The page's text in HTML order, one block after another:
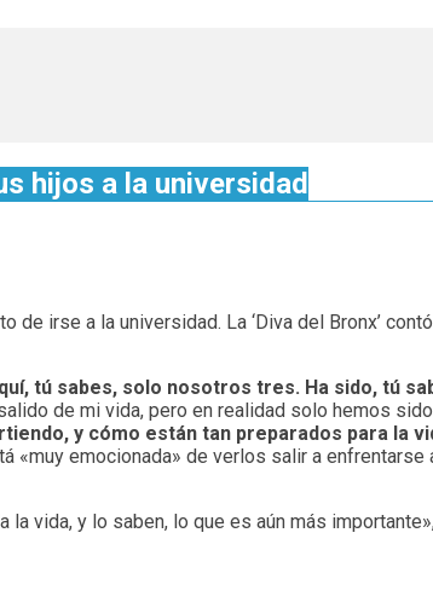
hijos a la universidad
irse a la universidad. La ‘Diva del Bronx’
tú sabes, solo nosotros tres. Ha sido, tú
de mi vida, pero en realidad solo hemos
y cómo están tan preparados para la
«muy emocionada» de verlos salir a enfrentarse
vida, y lo saben, lo que es aún más